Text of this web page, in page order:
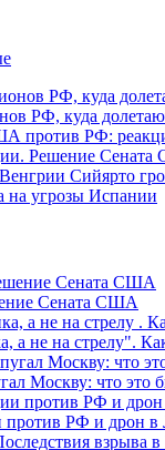
РФ, куда
против РФ:
Решение
Сийярто
на угрозы Испании
Сената США
а не на стрелу".
Москву: что это
против РФ и дрон в